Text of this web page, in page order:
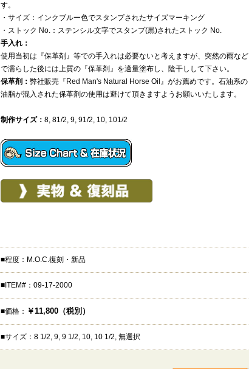
す。
・サイズ：インクブルー色でスタンプされたサイズマーキング
・ストック No.：ステンシル文字でスタンプ(黒)されたストック No.
手入れ：
使用当初は『保革剤』等での手入れは必要ないと考えますが、突然の雨など
で濡らした後には上質の『保革剤』を適量塗布し、陰干しして下さい。
保革剤： 弊社販売『Red Man's Natural Horse Oil』がお薦めです。石油系の
油脂が混入された保革剤の使用は避けて頂きますようお願いいたします。
制作サイズ： 8, 81/2, 9, 91/2, 10, 101/2
■程度：M.O.C.復刻・新品
■ITEM#：09-17-2000
■価格： ￥11,800（税別）
■サイズ：8 1/2, 9, 9 1/2, 10, 10 1/2, 無選択